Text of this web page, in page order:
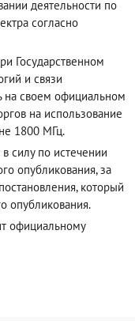
деятельности по
согласно
Государственном
и связи
на своем официальном
на использование
1800 МГц.
силу по истечении
опубликования, за
который
опубликования.
официальному